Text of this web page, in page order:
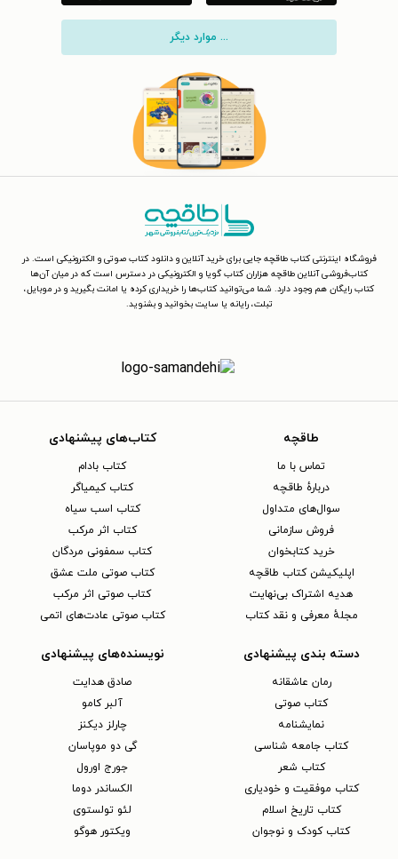
... موارد دیگر
فروشگاه اینترنتی کتاب طاقچه جایی برای خرید آنلاین و دانلود کتاب صوتی و الکترونیکی است. در
کتاب‌فروشی آنلاین طاقچه هزاران کتاب گویا و الکترونیکی در دسترس است که در میان آن‌ها
کتاب رایگان هم وجود دارد. شما می‌توانید کتاب‌ها را خریداری کرده یا امانت بگیرید و در موبایل،
تبلت، رایانه یا سایت بخوانید و بشنوید.
طاقچه
تماس با ما
دربارهٔ طاقچه
سوال‌های متداول
فروش سازمانی
خرید کتابخوان
اپلیکیشن کتاب طاقچه
هدیه اشتراک بی‌نهایت
مجلهٔ معرفی و نقد کتاب
کتاب‌های پیشنهادی
کتاب بادام
کتاب کیمیاگر
کتاب اسب سیاه
کتاب اثر مرکب
کتاب سمفونی مردگان
کتاب صوتی ملت عشق
کتاب صوتی اثر مرکب
کتاب صوتی عادت‌های اتمی
دسته بندی پیشنهادی
رمان عاشقانه
کتاب‌ صوتی
نمایشنامه
کتاب جامعه شناسی
کتاب شعر
کتاب موفقیت و خودیاری
کتاب تاریخ اسلام
کتاب کودک و نوجوان
نویسنده‌های پیشنهادی
صادق هدایت
آلبر کامو
چارلز دیکنز
گی دو موپاسان
جورج اورول
الکساندر دوما
لئو تولستوی
ویکتور هوگو